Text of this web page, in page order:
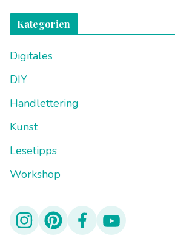
Kategorien
Digitales
DIY
Handlettering
Kunst
Lesetipps
Workshop